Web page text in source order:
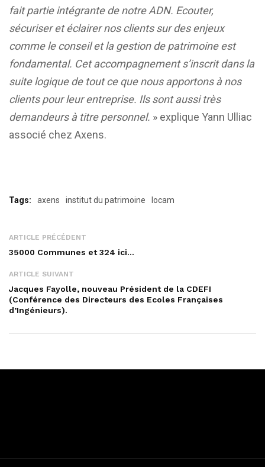
fait partie intégrante de notre ADN. Ecouter,
sécuriser et éclairer nos clients sur des enjeux
comme le conseil et la gestion de patrimoine est
fondamental. Cet accompagnement s’inscrit dans la
suite logique de tout ce que nous apportons à nos
clients pour leur entreprise. Ils sont aussi très
demandeurs à titre personnel. » explique Yann Ulliac
associé chez Axens.
Tags: axens institut du patrimoine locam
ARTICLE PRÉCÉDENT
35000 Communes et 324 ici…
ARTICLE SUIVANT
Jacques Fayolle, nouveau Président de la CDEFI
(Conférence des Directeurs des Ecoles Françaises
d’Ingénieurs).